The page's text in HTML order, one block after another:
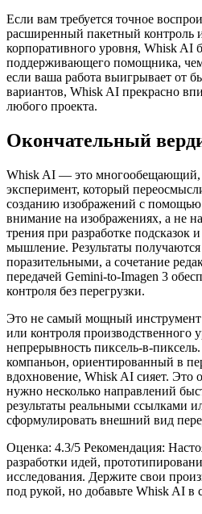
Если вам требуется точное
расширенный пакетный контроль
корпоративного уровня, Whisk AI
поддерживающего помощника,
если ваша работа выигрывает от
вариантов, Whisk AI прекрасно
любого проекта.
Окончательный
Whisk AI — это многообещающий,
эксперимент, который
созданию изображений с
внимание на изображениях, а не
трения при разработке подсказок
мышление. Результаты
поразительными, а сочетание
передачей Gemini-to-Imagen 3
контроля без перегрузки.
Это не самый мощный инструмент
или контроля производственного
непрерывность пиксель-в-
компаньон, ориентированный в
вдохновение, Whisk AI сияет. Это
нужно несколько направлений
результаты реальными ссылками
сформулировать внешний вид
Оценка: 4.3/5 Рекомендация:
разработки идей,
исследования. Держите свои
под рукой, но добавьте Whisk AI в